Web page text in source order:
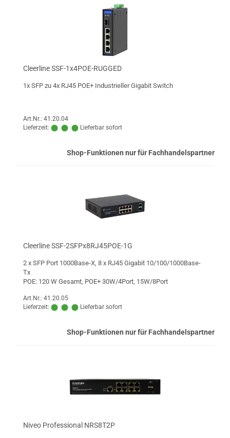
Cleerline SSF-1x4POE-RUGGED
1x SFP zu 4x RJ45 POE+ Industrieller Gigabit Switch
Art.Nr.: 41.20.04
Lieferzeit:
Lieferbar sofort
Shop-Funktionen nur für Fachhandelspartner
Cleerline SSF-2SFPx8RJ45POE-1G
2 x SFP Port 1000Base-X, 8 x RJ45 Gigabit 10/100/1000Base-
Tx
POE: 120 W Gesamt, POE+ 30W/4Port, 15W/8Port
Art.Nr.: 41.20.05
Lieferzeit:
Lieferbar sofort
Shop-Funktionen nur für Fachhandelspartner
Niveo Professional NRS8T2P